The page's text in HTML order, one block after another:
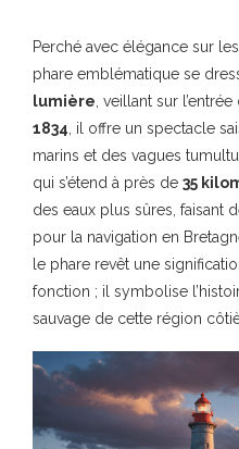
Perché avec élégance sur
phare emblématique se
lumière , veillant sur
1834 , il offre un spectacle
marins et des vagues
qui s’étend à près de 35
des eaux plus sûres, faisant
pour la navigation en
le phare revêt une
fonction ; il symbolise
sauvage de cette région